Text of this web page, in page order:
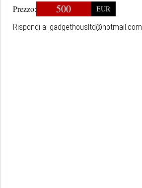
Prezzo: 500
EUR
Rispondi a: gadgethousltd@hotmail.com